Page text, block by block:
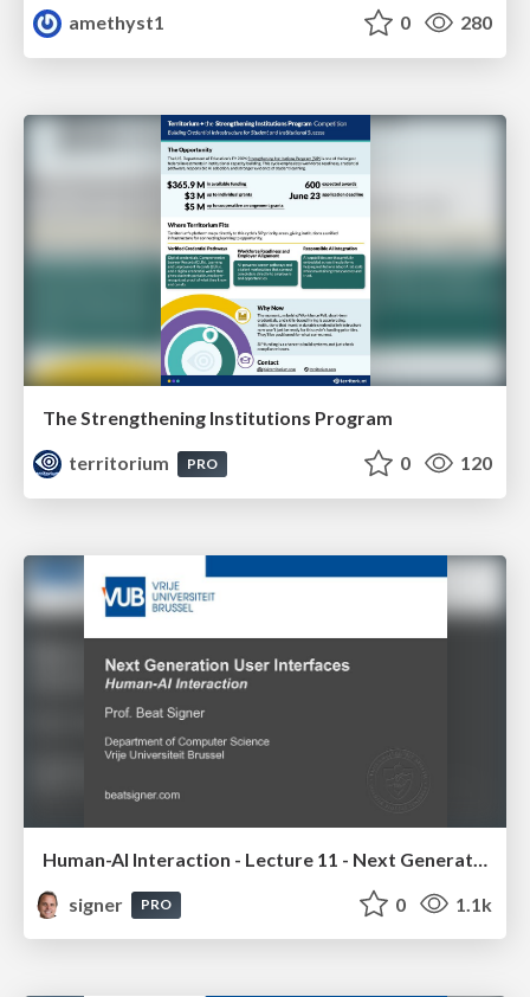
amethyst1 0 280
The Strengthening Institutions Program
territorium
PRO 0 120
signer
PRO 0 1.1k